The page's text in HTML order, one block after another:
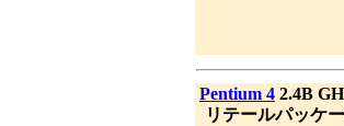
Pentium 4 2.4B
リテールパッケ